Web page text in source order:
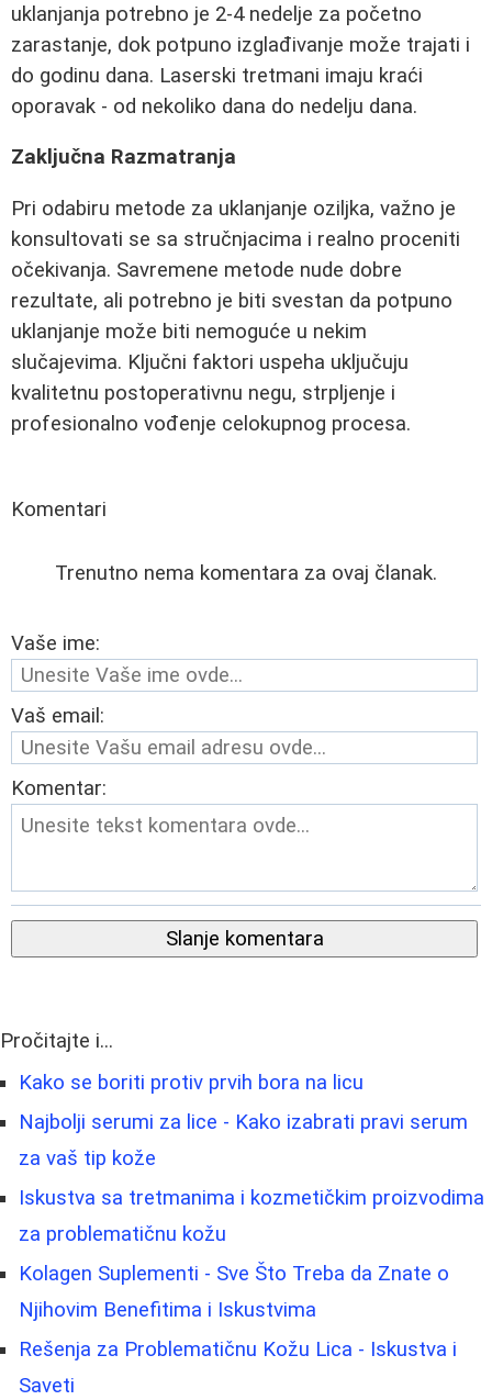
uklanjanja potrebno je 2-4 nedelje za početno
zarastanje, dok potpuno izglađivanje može trajati i
do godinu dana. Laserski tretmani imaju kraći
oporavak - od nekoliko dana do nedelju dana.
Zaključna Razmatranja
Pri odabiru metode za uklanjanje oziljka, važno je
konsultovati se sa stručnjacima i realno proceniti
očekivanja. Savremene metode nude dobre
rezultate, ali potrebno je biti svestan da potpuno
uklanjanje može biti nemoguće u nekim
slučajevima. Ključni faktori uspeha uključuju
kvalitetnu postoperativnu negu, strpljenje i
profesionalno vođenje celokupnog procesa.
Komentari
Trenutno nema komentara za ovaj članak.
Vaše ime:
Vaš email:
Komentar:
Slanje komentara
Pročitajte i...
Kako se boriti protiv prvih bora na licu
Najbolji serumi za lice - Kako izabrati pravi serum
za vaš tip kože
Iskustva sa tretmanima i kozmetičkim proizvodima
za problematičnu kožu
Kolagen Suplementi - Sve Što Treba da Znate o
Njihovim Benefitima i Iskustvima
Rešenja za Problematičnu Kožu Lica - Iskustva i
Saveti